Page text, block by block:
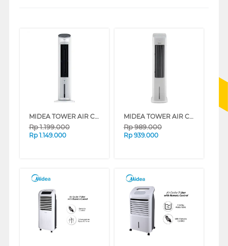
MIDEA TOWER AIR COOLER 4 L MAC400R0APW
Rp1.199.000
Rp 1.149.000
MIDEA TOWER AIR COOLER 5 L MAC500M0BPW
Rp989.000
Rp 939.000